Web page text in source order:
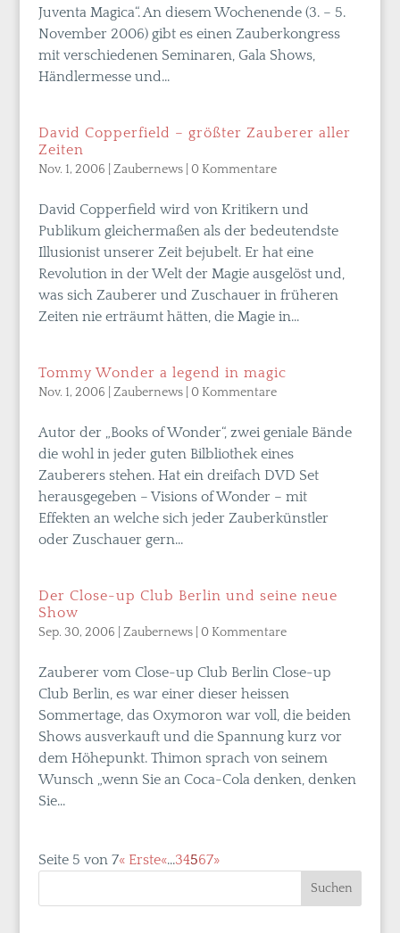
Juventa Magica“. An diesem Wochenende (3. – 5.
November 2006) gibt es einen Zauberkongress
mit verschiedenen Seminaren, Gala Shows,
Händlermesse und...
David Copperfield – größter Zauberer aller
Zeiten
Nov. 1, 2006 Zaubernews| 0 Kommentare
David Copperfield wird von Kritikern und
Publikum gleichermaßen als der bedeutendste
Illusionist unserer Zeit bejubelt. Er hat eine
Revolution in der Welt der Magie ausgelöst und,
was sich Zauberer und Zuschauer in früheren
Zeiten nie erträumt hätten, die Magie in...
Tommy Wonder a legend in magic
Nov. 1, 2006 Zaubernews| 0 Kommentare
Autor der „Books of Wonder“, zwei geniale Bände
die wohl in jeder guten Bilbliothek eines
Zauberers stehen. Hat ein dreifach DVD Set
herausgegeben – Visions of Wonder – mit
Effekten an welche sich jeder Zauberkünstler
oder Zuschauer gern...
Der Close-up Club Berlin und seine neue
Show
Sep. 30, 2006 Zaubernews| 0 Kommentare
Zauberer vom Close-up Club Berlin Close-up
Club Berlin, es war einer dieser heissen
Sommertage, das Oxymoron war voll, die beiden
Shows ausverkauft und die Spannung kurz vor
dem Höhepunkt. Thimon sprach von seinem
Wunsch „wenn Sie an Coca-Cola denken, denken
Sie...
Seite 5 von 7« Erste«...34567»